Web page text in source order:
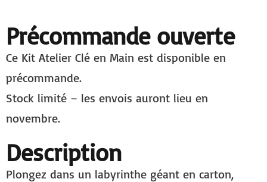
Précommande ouverte
Ce Kit Atelier Clé en Main est disponible en
précommande.
Stock limité – les envois auront lieu en
novembre.
Description
Plongez dans un labyrinthe géant en carton,